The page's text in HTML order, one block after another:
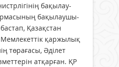
бақылау-
бақылаушы-
Қазақстан
қаржылық
төрағасы, Әділет
атқарған. ҚР